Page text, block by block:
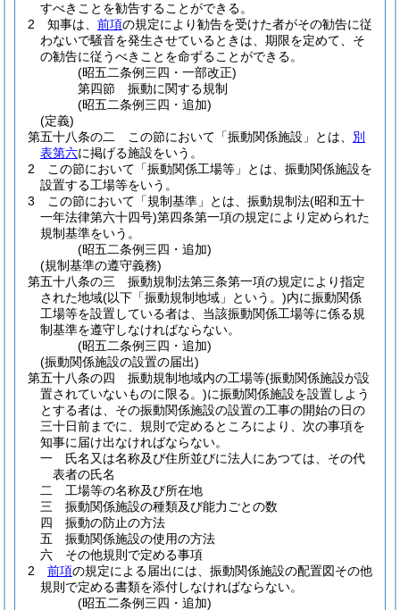
すべきことを勧告することができる。
2
知事は、 前項の規定により勧告を受けた者がその勧告に従
わないで騒音を発生させているときは、期限を定めて、そ
の勧告に従うべきことを命ずることができる。
(昭五二条例三四・一部改正)
第四節
振動に関する規制
(昭五二条例三四・追加)
(定義)
第五十八条の二
この節において「振動関係施設」とは、 別
表第六に掲げる施設をいう。
2
この節において「振動関係工場等」とは、振動関係施設を
設置する工場等をいう。
3
この節において「規制基準」とは、振動規制法(昭和五十
一年法律第六十四号)第四条第一項の規定により定められた
規制基準をいう。
(昭五二条例三四・追加)
(規制基準の遵守義務)
第五十八条の三
振動規制法第三条第一項の規定により指定
された地域(以下「振動規制地域」という。)内に振動関係
工場等を設置している者は、当該振動関係工場等に係る規
制基準を遵守しなければならない。
(昭五二条例三四・追加)
(振動関係施設の設置の届出)
第五十八条の四
振動規制地域内の工場等(振動関係施設が設
置されていないものに限る。)に振動関係施設を設置しよう
とする者は、その振動関係施設の設置の工事の開始の日の
三十日前までに、規則で定めるところにより、次の事項を
知事に届け出なければならない。
一
氏名又は名称及び住所並びに法人にあつては、その代
表者の氏名
二
工場等の名称及び所在地
三
振動関係施設の種類及び能力ごとの数
四
振動の防止の方法
五
振動関係施設の使用の方法
六
その他規則で定める事項
2
前項の規定による届出には、振動関係施設の配置図その他
規則で定める書類を添付しなければならない。
(昭五二条例三四・追加)